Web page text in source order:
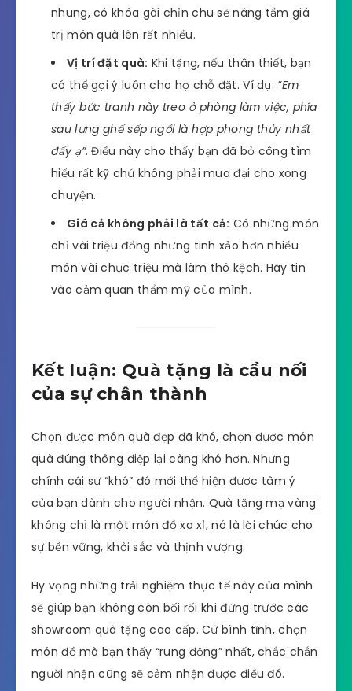
nhung, có khóa gài chỉn chu sẽ nâng tầm giá
trị món quà lên rất nhiều.
Vị trí đặt quà: Khi tặng, nếu thân thiết, bạn
có thể gợi ý luôn cho họ chỗ đặt. Ví dụ: “Em
thấy bức tranh này treo ở phòng làm việc, phía
sau lưng ghế sếp ngồi là hợp phong thủy nhất
đấy ạ”. Điều này cho thấy bạn đã bỏ công tìm
hiểu rất kỹ chứ không phải mua đại cho xong
chuyện.
Giá cả không phải là tất cả: Có những món
chỉ vài triệu đồng nhưng tinh xảo hơn nhiều
món vài chục triệu mà làm thô kệch. Hãy tin
vào cảm quan thẩm mỹ của mình.
Kết luận: Quà tặng là cầu nối
của sự chân thành
Chọn được món quà đẹp đã khó, chọn được món
quà đúng thông điệp lại càng khó hơn. Nhưng
chính cái sự “khó” đó mới thể hiện được tâm ý
của bạn dành cho người nhận. Quà tặng mạ vàng
không chỉ là một món đồ xa xỉ, nó là lời chúc cho
sự bền vững, khởi sắc và thịnh vượng.
Hy vọng những trải nghiệm thực tế này của mình
sẽ giúp bạn không còn bối rối khi đứng trước các
showroom quà tặng cao cấp. Cứ bình tĩnh, chọn
món đồ mà bạn thấy “rung động” nhất, chắc chắn
người nhận cũng sẽ cảm nhận được điều đó.